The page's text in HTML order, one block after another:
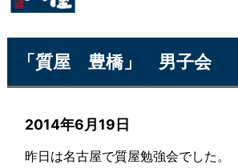
「質屋 豊橋」 男子会
2014年6月19日
昨日は名古屋で質屋勉強会でした。